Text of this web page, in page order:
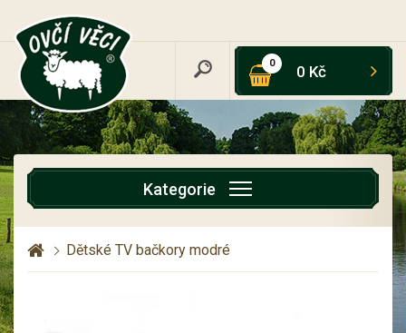
0 0 Kč
Kategorie
Dětské TV bačkory modré